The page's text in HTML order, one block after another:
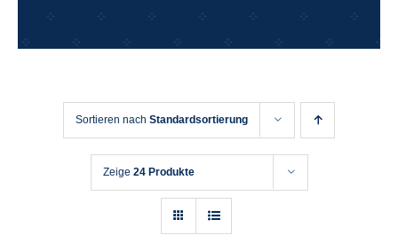
Sortieren nach Standardsortierung
Zeige 24 Produkte